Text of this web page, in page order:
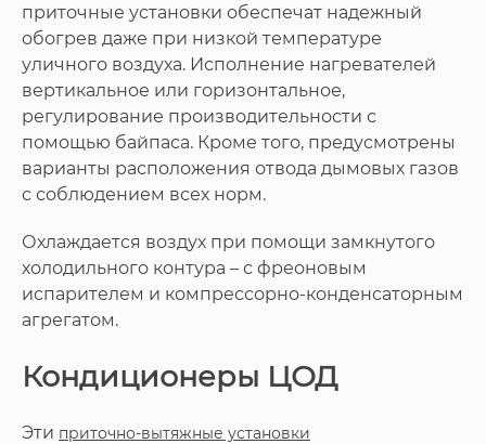
приточные установки обеспечат надежный
обогрев даже при низкой температуре
уличного воздуха. Исполнение нагревателей
вертикальное или горизонтальное,
регулирование производительности с
помощью байпаса. Кроме того, предусмотрены
варианты расположения отвода дымовых газов
с соблюдением всех норм.
Охлаждается воздух при помощи замкнутого
холодильного контура – с фреоновым
испарителем и компрессорно-конденсаторным
агрегатом.
Кондиционеры ЦОД
Эти приточно-вытяжные установки